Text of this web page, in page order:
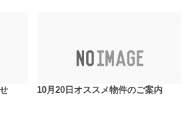
10月20日オススメ物件のご案内